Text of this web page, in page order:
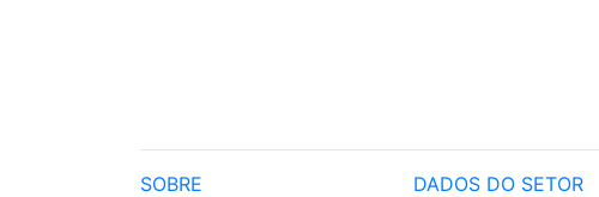
SOBRE
DADOS DO SETOR